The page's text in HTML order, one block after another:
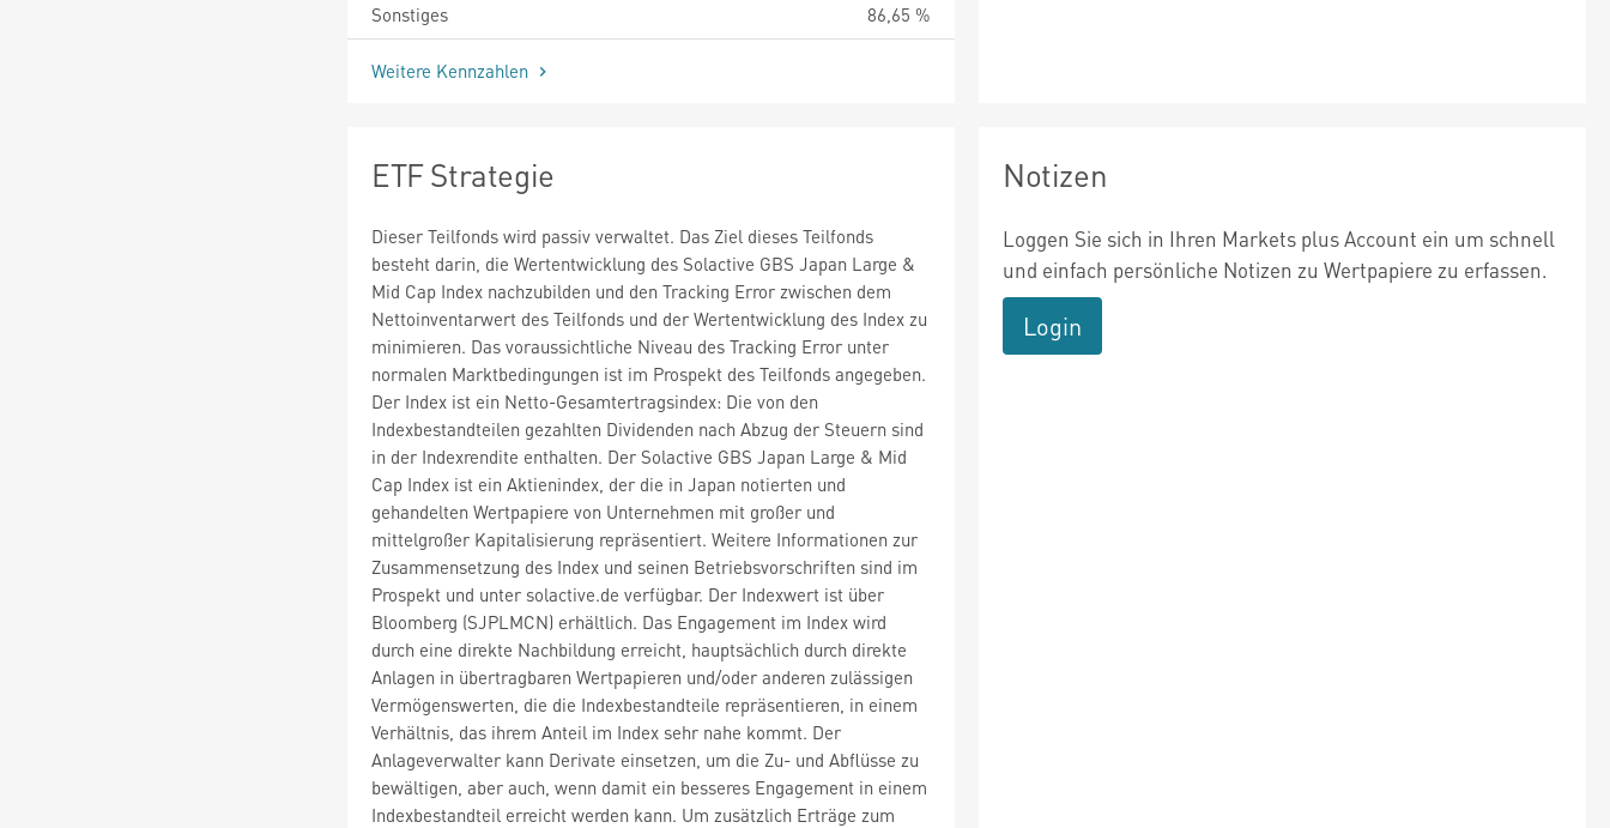
Sonstiges
86,65 %
Weitere Kennzahlen
ETF Strategie
Dieser Teilfonds wird passiv verwaltet. Das Ziel dieses Teilfonds
besteht darin, die Wertentwicklung des Solactive GBS Japan Large &
Mid Cap Index nachzubilden und den Tracking Error zwischen dem
Nettoinventarwert des Teilfonds und der Wertentwicklung des Index zu
minimieren. Das voraussichtliche Niveau des Tracking Error unter
normalen Marktbedingungen ist im Prospekt des Teilfonds angegeben.
Der Index ist ein Netto-Gesamtertragsindex: Die von den
Indexbestandteilen gezahlten Dividenden nach Abzug der Steuern sind
in der Indexrendite enthalten. Der Solactive GBS Japan Large & Mid
Cap Index ist ein Aktienindex, der die in Japan notierten und
gehandelten Wertpapiere von Unternehmen mit großer und
mittelgroßer Kapitalisierung repräsentiert. Weitere Informationen zur
Zusammensetzung des Index und seinen Betriebsvorschriften sind im
Prospekt und unter solactive.de verfügbar. Der Indexwert ist über
Bloomberg (SJPLMCN) erhältlich. Das Engagement im Index wird
durch eine direkte Nachbildung erreicht, hauptsächlich durch direkte
Anlagen in übertragbaren Wertpapieren und/oder anderen zulässigen
Vermögenswerten, die die Indexbestandteile repräsentieren, in einem
Verhältnis, das ihrem Anteil im Index sehr nahe kommt. Der
Anlageverwalter kann Derivate einsetzen, um die Zu- und Abflüsse zu
bewältigen, aber auch, wenn damit ein besseres Engagement in einem
Indexbestandteil erreicht werden kann. Um zusätzlich Erträge zum
Notizen
Loggen Sie sich in Ihren Markets plus Account ein um schnell
und einfach persönliche Notizen zu Wertpapiere zu erfassen.
Login